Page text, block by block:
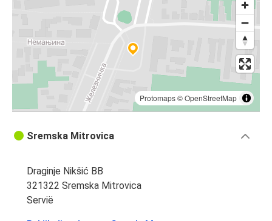
Protomaps©OpenStreetMap
Sremska Mitrovica
Draginje Nikšić BB
321322 Sremska Mitrovica
Servië